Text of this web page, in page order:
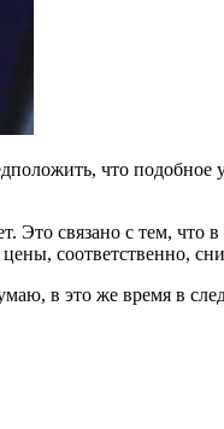
что подобное
связано с тем, что
соответственно,
в это же время в